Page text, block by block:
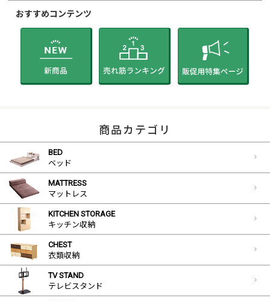
おすすめコンテンツ
商品カテゴリ
BED
ベッド
MATTRESS
マットレス
KITCHEN STORAGE
キッチン収納
CHEST
衣類収納
TV STAND
テレビスタンド